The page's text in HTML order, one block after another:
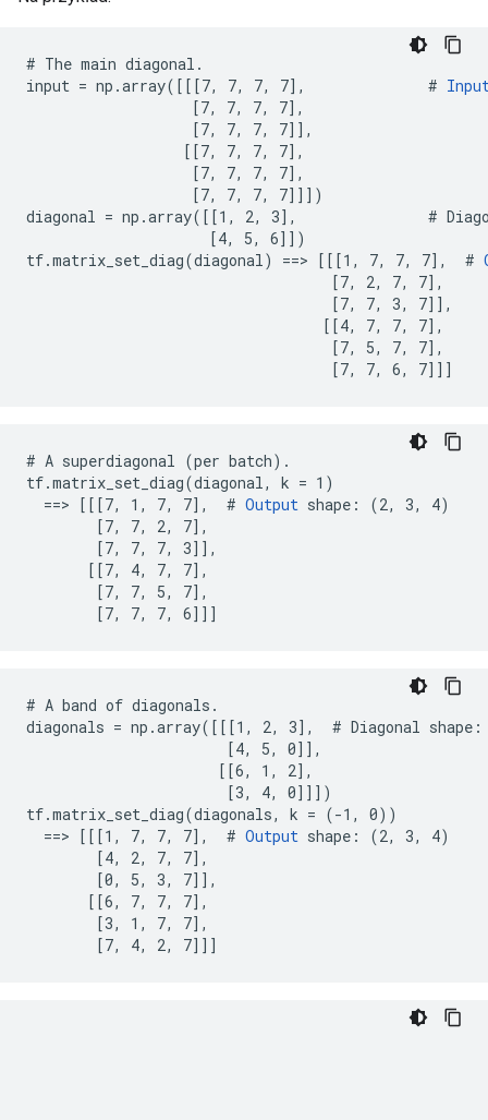
# The main diagonal.
input = np.array([[[7, 7, 7, 7],              #
                   [7, 7, 7, 7],
                   [7, 7, 7, 7]],
                  [[7, 7, 7, 7],
                   [7, 7, 7, 7],
                   [7, 7, 7, 7]]])
diagonal = np.array([[1, 2, 3],               #
                     [4, 5, 6]])
tf.matrix_set_diag(diagonal) ==> [[[1, 7, 7, 7],  #
                                   [7, 2, 7, 7],
                                   [7, 7, 3, 7]],
                                  [[4, 7, 7, 7],
                                   [7, 5, 7, 7],
                                   [7, 7, 6, 7]]]
# A superdiagonal (per batch).
tf.matrix_set_diag(diagonal, k = 1)
  ==> [[[7, 1, 7, 7],  #
Output shape: (2, 3, 4)
        [7, 7, 2, 7],
        [7, 7, 7, 3]],
       [[7, 4, 7, 7],
        [7, 7, 5, 7],
        [7, 7, 7, 6]]]
# A band of diagonals.
diagonals = np.array([[[1, 2, 3],  # Diagonal
                       [4, 5, 0]],
                      [[6, 1, 2],
                       [3, 4, 0]]])
tf.matrix_set_diag(diagonals, k = (-1, 0))
  ==> [[[1, 7, 7, 7],  #
Output shape: (2, 3, 4)
        [4, 2, 7, 7],
        [0, 5, 3, 7]],
       [[6, 7, 7, 7],
        [3, 1, 7, 7],
        [7, 4, 2, 7]]]